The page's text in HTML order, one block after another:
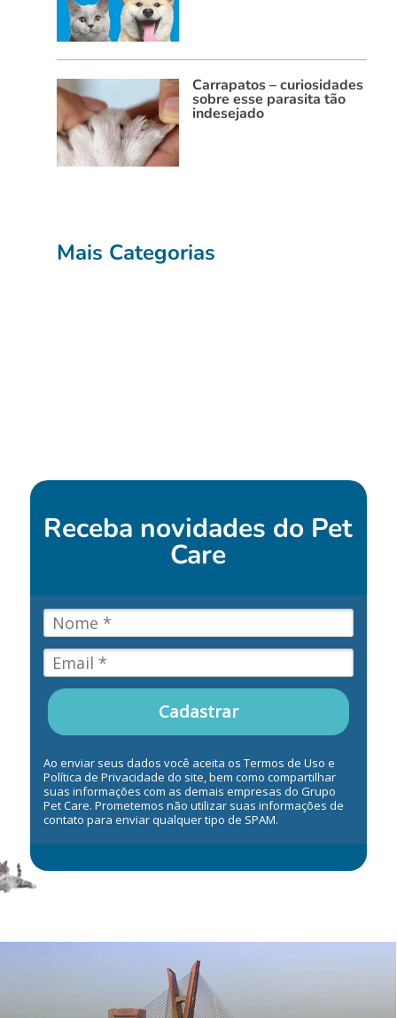
Carrapatos – curiosidades
sobre esse parasita tão
indesejado
Mais Categorias
Receba novidades do Pet
Care
Cadastrar
Ao enviar seus dados você aceita os Termos de Uso e
Política de Privacidade do site, bem como compartilhar
suas informações com as demais empresas do Grupo
Pet Care. Prometemos não utilizar suas informações de
contato para enviar qualquer tipo de SPAM.